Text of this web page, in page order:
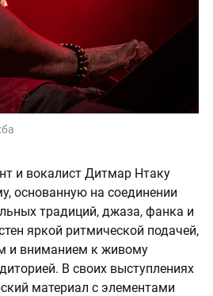
и вокалист Дитмар Нтаку
основанную на соединении
традиций, джаза, фанка и
яркой ритмической подачей,
и вниманием к живому
В своих выступлениях
материал с элементами